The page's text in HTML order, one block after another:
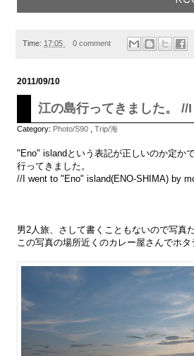
Time: 17:05 0 comment
2011/09/10
江の島行ってきました。
Category: Photo/S90 Trip/海
"Eno" islandという表記が正しいのか定か
行ってきました。
//I went to "Eno" island(ENO-SHIMA) by
男2人旅、さして書くこともないので写真だ
この写真の場所近くのカレー屋さんでホ